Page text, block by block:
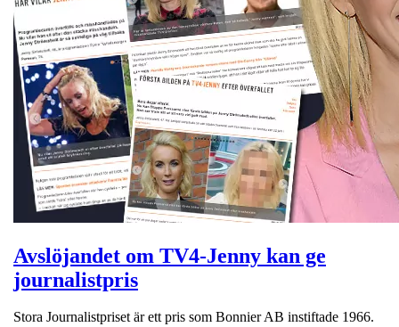
Avslöjandet om TV4-Jenny kan ge
journalistpris
Stora Journalistpriset är ett pris som Bonnier AB instiftade 1966.